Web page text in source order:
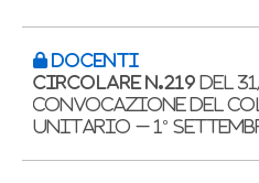
DOCENTI
CIRCOLARE N.219 DEL
Convocazione del
Unitario – 1°